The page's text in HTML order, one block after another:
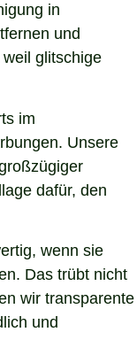
in
und
glitschige
im
Unsere
dafür, den
wenn sie
Das trübt nicht
wir transparente
und